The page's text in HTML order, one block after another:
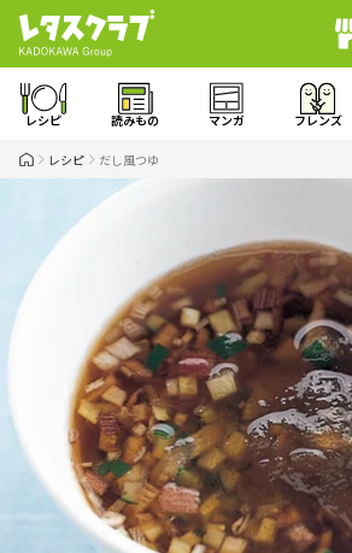
レシピ 読みもの マンガ フレンズ
レシピ だし風つゆ